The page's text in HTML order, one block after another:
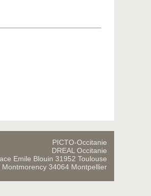
PICTO-Occitanie
DREAL Occitanie
Emile Blouin 31952 Toulouse
34064 Montpellier